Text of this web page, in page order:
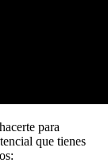
para
que tienes